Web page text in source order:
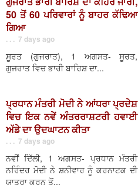
50 ਤੋਂ 60 ਪਰਿਵਾਰਾਂ ਨੂੰ ਬਾਹਰ ਕੱਢਿਆ
ਗਿਆ
. . . 7 days ago
ਸੂਰਤ (ਗੁਜਰਾਤ), 1 ਅਗਸਤ- ਸੂਰਤ,
ਗੁਜਰਾਤ ਵਿਚ ਭਾਰੀ ਬਾਰਿਸ਼ ਦਾ...
ਪ੍ਰਧਾਨ ਮੰਤਰੀ ਮੋਦੀ ਨੇ ਆਂਧਰਾ ਪ੍ਰਦੇਸ਼
ਵਿਚ ਇਕ ਨਵੇਂ ਅੰਤਰਰਾਸ਼ਟਰੀ ਹਵਾਈ
ਅੱਡੇ ਦਾ ਉਦਘਾਟਨ ਕੀਤਾ
. . . 7 days ago
ਨਵੀਂ ਦਿੱਲੀ, 1 ਅਗਸਤ- ਪ੍ਰਧਾਨ ਮੰਤਰੀ
ਨਰਿੰਦਰ ਮੋਦੀ ਨੇ ਸ਼ਨੀਵਾਰ ਨੂੰ ਕਰਨਾਟਕ ਦੀ
ਯਾਤਰਾ ਕਰਨ ਤੋਂ...